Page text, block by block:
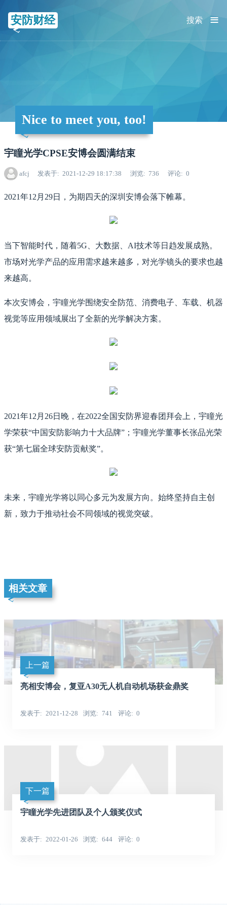
安防财经 ≡
搜索
Nice to meet you, too!
宇瞳光学CPSE安博会圆满结束
afcj 发表于 2021-12-29 18:17:38 浏览 736 评论 0
2021年12月29日，为期四天的深圳安博会落下帷幕。
当下智能时代，随着5G、大数据、AI技术等日趋发展成熟。
市场对光学产品的应用需求越来越多，对光学镜头的要求也越
来越高。
本次安博会，宇瞳光学围绕安全防范、消费电子、车载、机器
视觉等应用领域展出了全新的光学解决方案。
2021年12月26日晚，在2022全国安防界迎春团拜会上，宇瞳光
学荣获“中国安防影响力十大品牌”；宇瞳光学董事长张品光荣
获“第七届全球安防贡献奖”。
未来，宇瞳光学将以同心多元为发展方向。始终坚持自主创
新，致力于推动社会不同领域的视觉突破。
相关文章
上一篇
亮相安博会，复亚A30无人机自动机场获金鼎奖
发表于 2021-12-28 浏览 741 评论 0
下一篇
宇瞳光学先进团队及个人颁奖仪式
发表于 2022-01-26 浏览 644 评论 0